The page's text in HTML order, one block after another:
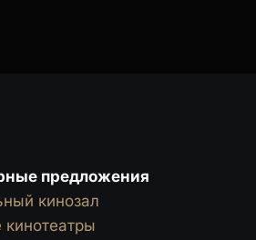
предложения
кинозал